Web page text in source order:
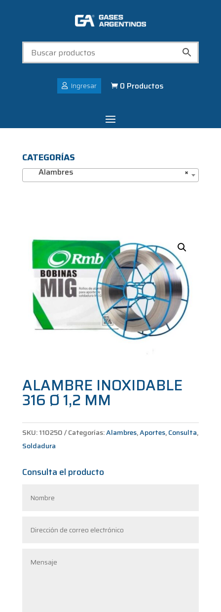
Ingresar  0 Productos
CATEGORÍAS
×
Alambres
ALAMBRE INOXIDABLE
316 Ø 1,2 MM
SKU:110250 Categorías:Alambres,Aportes,Consulta,
Soldadura
Consulta el producto